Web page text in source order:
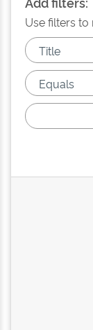
Use filters to